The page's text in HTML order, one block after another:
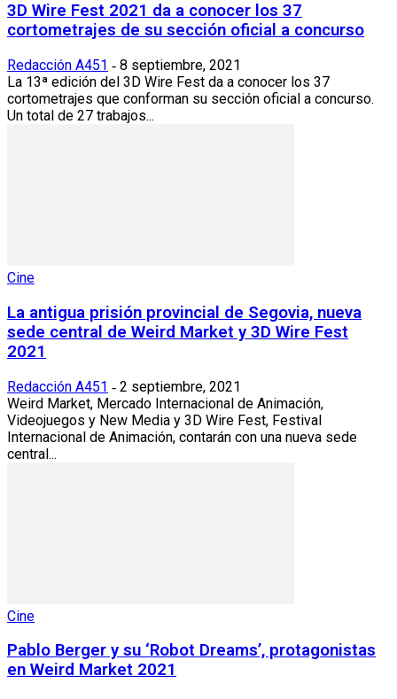
3D Wire Fest 2021 da a conocer los 37
cortometrajes de su sección oficial a concurso
Redacción A451 - 8 septiembre, 2021
La 13ª edición del 3D Wire Fest da a conocer los 37
cortometrajes que conforman su sección oficial a concurso.
Un total de 27 trabajos...
Cine
La antigua prisión provincial de Segovia, nueva
sede central de Weird Market y 3D Wire Fest
2021
Redacción A451 - 2 septiembre, 2021
Weird Market, Mercado Internacional de Animación,
Videojuegos y New Media y 3D Wire Fest, Festival
Internacional de Animación, contarán con una nueva sede
central...
Cine
Pablo Berger y su ‘Robot Dreams’, protagonistas
en Weird Market 2021